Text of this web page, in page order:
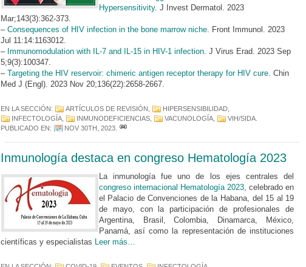
Hypersensitivity. J Invest Dermatol. 2023
Mar;143(3):362-373.
– Consequences of HIV infection in the bone marrow niche. Front Immunol. 2023
Jul 11:14:1163012.
– Immunomodulation with IL-7 and IL-15 in HIV-1 infection. J Virus Erad. 2023 Sep
5;9(3):100347.
– Targeting the HIV reservoir: chimeric antigen receptor therapy for HIV cure. Chin
Med J (Engl). 2023 Nov 20;136(22):2658-2667.
EN LA SECCIÓN: ARTÍCULOS DE REVISIÓN HIPERSENSIBILIDAD,
INFECTOLOGÍA, INMUNODEFICIENCIAS, VACUNOLOGÍA, VIH/SIDA.
PUBLICADO EN:
NOV 30TH, 2023.
Inmunología destaca en congreso Hematología 2023
La inmunología fue uno de los ejes centrales del
congreso internacional Hematología 2023, celebrado en
el Palacio de Convenciones de la Habana, del 15 al 19
de mayo, con la participación de profesionales de
Argentina, Brasil, Colombia, Dinamarca, México,
Panamá, así como la representación de instituciones
científicas y especialistas Leer más…